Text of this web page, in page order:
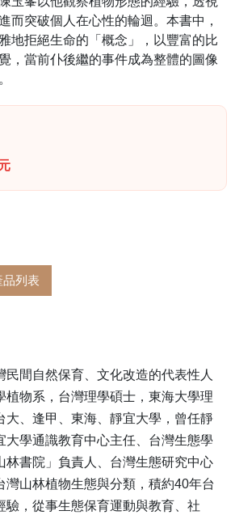
而突破個人在心性的輪迴。本書中，
地拒絕生命的「概念」，以豐富的比
，當前仆後繼的事件成為整體的圖像
品列表
民間自然保育、文化改造的代表性人
植物系，台灣理學碩士，東海大學理
大、逢甲、東海、靜宜大學，曾任靜
大學通識教育中心主任、台灣生態學
林書院」負責人、台灣生態研究中心
灣山林植物生態與分類，積約40年台
驗，從事生態保育運動與教育、社